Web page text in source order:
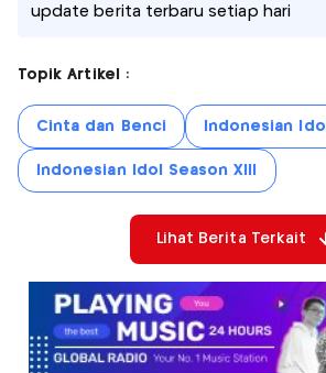
update berita terbaru setiap hari
Topik Artikel :
Cinta dan Benci Indonesian Idol
Indonesian Idol Season XIII
Lihat Berita Terkait